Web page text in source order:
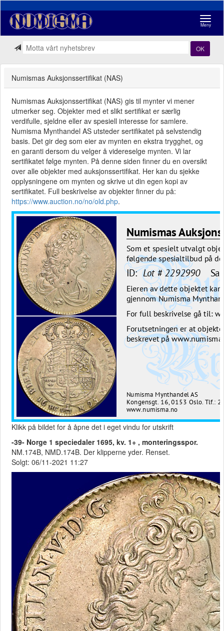
Meny
OK
Numismas Auksjonssertifikat (NAS)
Numismas Auksjonssertifikat (NAS) gis til mynter vi mener
utmerker seg. Objekter med et slikt sertifikat er særlig
verdifulle, sjeldne eller av spesiell interesse for samlere.
Numisma Mynthandel AS utsteder sertifikatet på selvstendig
basis. Det gir deg som eier av mynten en ekstra trygghet, og
en garanti dersom du velger å videreselge mynten. Vi lar
sertifikatet følge mynten. På denne siden finner du en oversikt
over alle objekter med auksjonssertifikat. Her kan du sjekke
opplysningene om mynten og skrive ut din egen kopi av
sertifikatet. Full beskrivelse av objekter finner du på:
https://www.auction.no/no/old.php.
Klikk på bildet for å åpne det i eget vindu for utskrift
-39- Norge 1 speciedaler 1695, kv. 1+ , monteringsspor.
NM.174B, NMD.174B. Der klipperne yder. Renset.
Solgt: 06/11-2021 11:27